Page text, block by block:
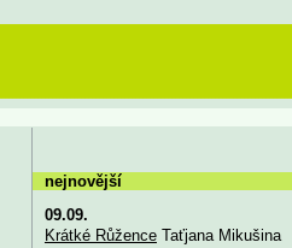
nejnovější
09.09.
Krátké RůženceTaťjana Mikušina